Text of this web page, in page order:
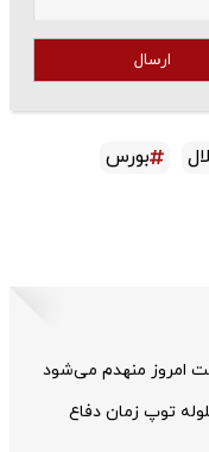
ارسال
بورس
امروز منهدم می‌شود
توپ زمان دفاع